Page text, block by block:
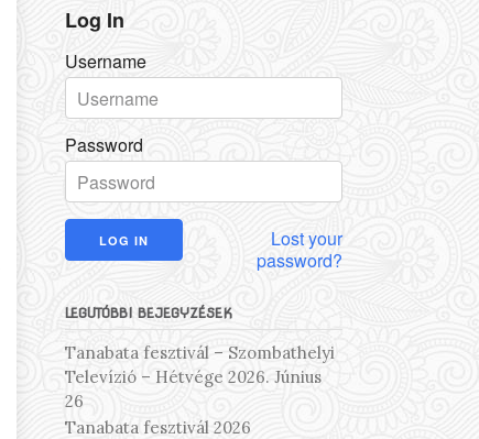
Log In
Username
Password
Lost your
password?
LEGUTÓBBI BEJEGYZÉSEK
Tanabata fesztivál – Szombathelyi
Televízió – Hétvége 2026. Június
26
Tanabata fesztivál 2026